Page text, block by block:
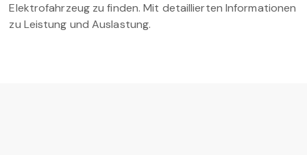
Elektrofahrzeug zu finden. Mit detaillierten Informationen
zu Leistung und Auslastung.